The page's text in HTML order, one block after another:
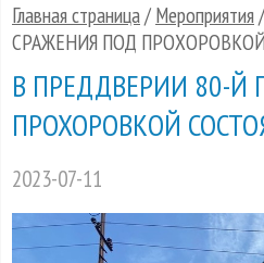
Главная страница/ Мероприятия
СРАЖЕНИЯ ПОД
В ПРЕДДВЕРИИ 80-
ПРОХОРОВКОЙ
2023-07-11